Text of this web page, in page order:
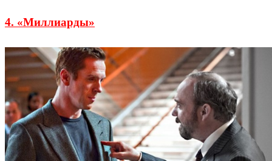
4. «Миллиарды»